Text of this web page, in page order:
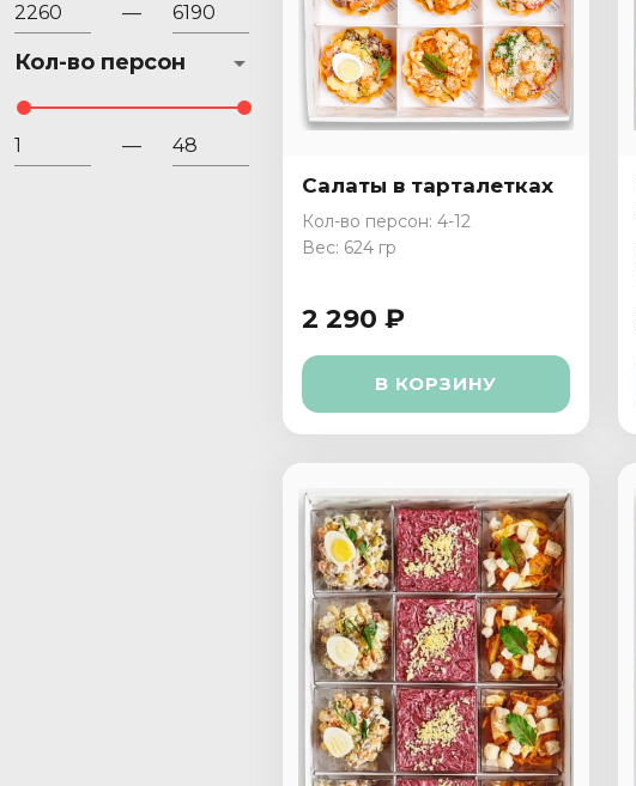
—
Кол-во персон
—
Салаты в тарталетках
Кол-во персон: 4-12
Вес: 624 гр
2 290 ₽
В КОРЗИНУ